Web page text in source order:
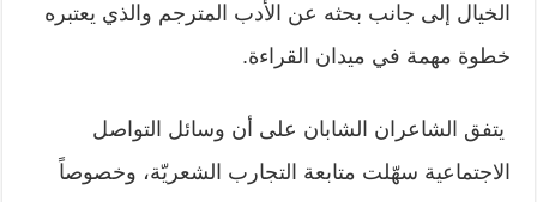
الخيال إلى جانب بحثه عن الأدب المترجم والذي يعتبره
خطوة مهمة في ميدان القراءة.
يتفق الشاعران الشابان على أن وسائل التواصل
الاجتماعية سهّلت متابعة التجارب الشعريّة، وخصوصاً